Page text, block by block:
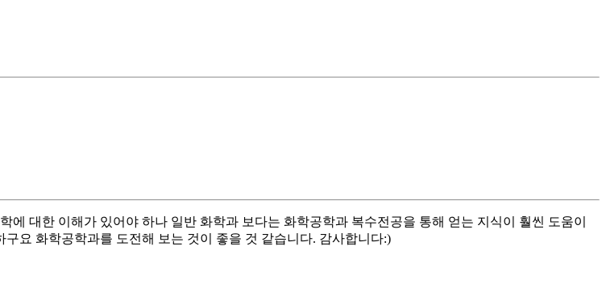
대한 이해가 있어야 하나 일반 화학과 보다는 화학공학과 복수전공을 통해 얻는 지식이 훨씬 도움이
요 화학공학과를 도전해 보는 것이 좋을 것 같습니다. 감사합니다:)